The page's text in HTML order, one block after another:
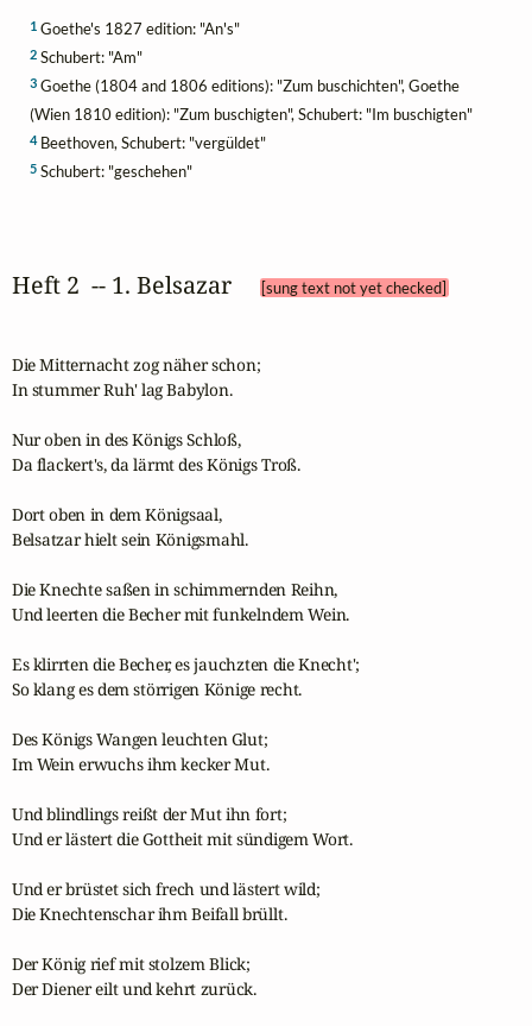
1Goethe's 1827 edition: "An's"
2Schubert: "Am"
3Goethe (1804 and 1806 editions): "Zum buschichten", Goethe
(Wien 1810 edition): "Zum buschigten", Schubert: "Im buschigten"
4Beethoven, Schubert: "vergüldet"
5Schubert: "geschehen"
Heft 2  -- 1. Belsazar [sung text not yet checked]
Die Mitternacht zog näher schon;
In stummer Ruh' lag Babylon.
Nur oben in des Königs Schloß,
Da flackert's, da lärmt des Königs Troß.
Dort oben in dem Königsaal,
Belsatzar hielt sein Königsmahl.
Die Knechte saßen in schimmernden Reihn,
Und leerten die Becher mit funkelndem Wein.
Es klirrten die Becher, es jauchzten die Knecht';
So klang es dem störrigen Könige recht.
Des Königs Wangen leuchten Glut;
Im Wein erwuchs ihm kecker Mut.
Und blindlings reißt der Mut ihn fort;
Und er lästert die Gottheit mit sündigem Wort.
Und er brüstet sich frech und lästert wild;
Die Knechtenschar ihm Beifall brüllt.
Der König rief mit stolzem Blick;
Der Diener eilt und kehrt zurück.